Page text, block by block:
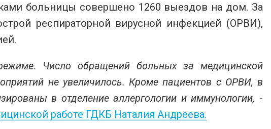
больницы совершено 1260 выездов на дом. За
респираторной вирусной инфекцией (ОРВИ),
Число обращений больных за медицинской
не увеличилось. Кроме пациентов с ОРВИ, в
в отделение аллергологии и иммунологии, -
работе ГДКБ Наталия Андреева.